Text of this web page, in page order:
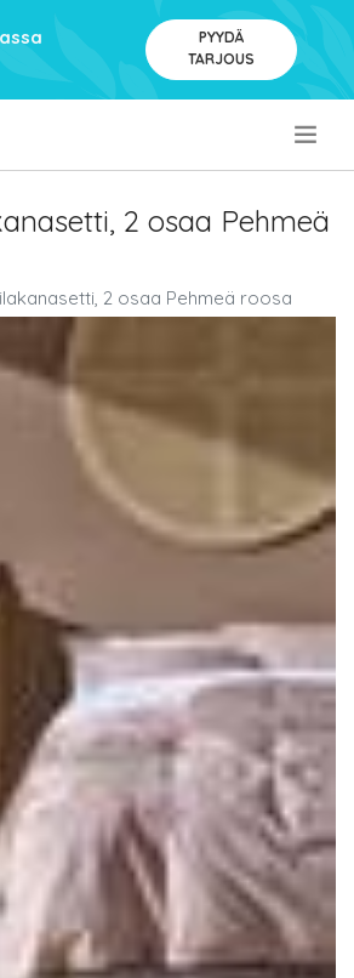
PYYDÄ
TARJOUS
2 osaa Pehmeä
2 osaa Pehmeä roosa